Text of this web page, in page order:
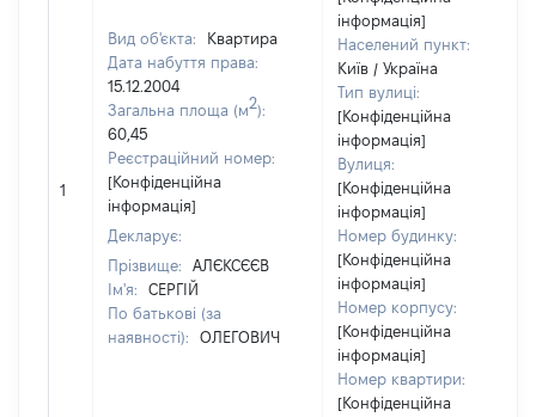
1
Вид об'єкта:
Квартира
Дата набуття права:
15.12.2004
Загальна площа (м2):
60,45
Реєстраційний номер:
[Конфіденційна
інформація]
Декларує:
Прізвище:
АЛЄКСЄЄВ
Ім'я:
СЕРГІЙ
По батькові (за
наявності):
ОЛЕГОВИЧ
інформація]
Населений пункт:
Київ / Україна
Тип вулиці:
[Конфіденційна
інформація]
Вулиця:
[Конфіденційна
інформація]
Номер будинку:
[Конфіденційна
інформація]
Номер корпусу:
[Конфіденційна
інформація]
Номер квартири:
[Конфіденційна